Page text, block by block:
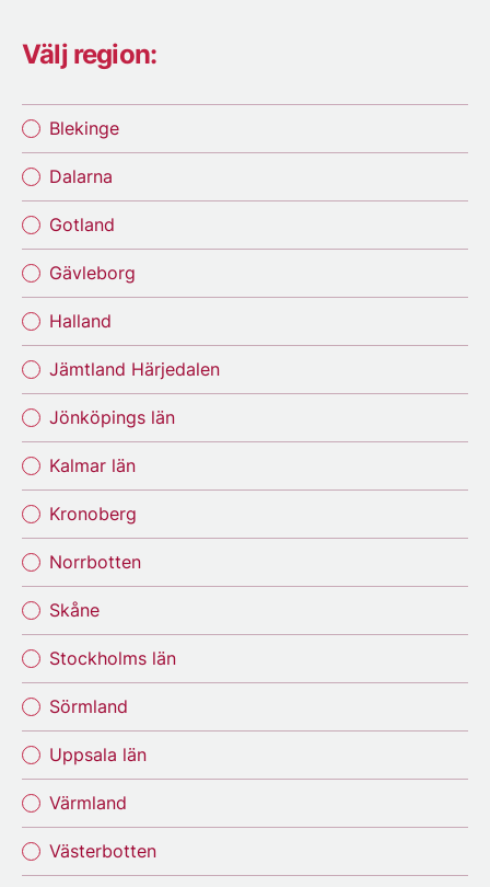
Välj region:
Blekinge
Dalarna
Gotland
Gävleborg
Halland
Jämtland Härjedalen
Jönköpings län
Kalmar län
Kronoberg
Norrbotten
Skåne
Stockholms län
Sörmland
Uppsala län
Värmland
Västerbotten